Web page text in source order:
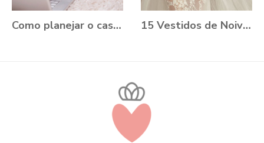
Como planejar o casamento durante a Pandemia? 15 Vestidos de Noiva Plus Size para você se apaixonar